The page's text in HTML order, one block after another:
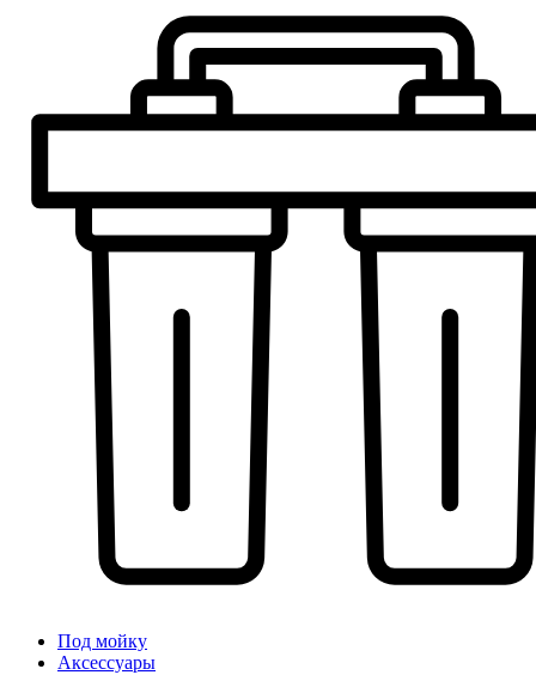
Под мойку
Аксессуары